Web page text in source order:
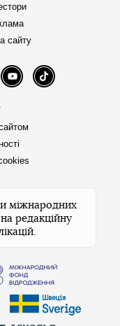
сайту
YouTube TikTok
міжнародних
редакційну